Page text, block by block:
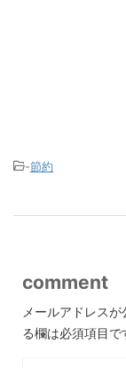
-節約
comment
メールアドレスが
る欄は必須項目で